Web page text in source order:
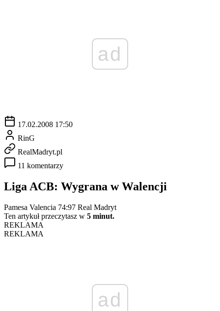
ad
17.02.2008 17:50
RinG
RealMadryt.pl
11 komentarzy
Liga ACB: Wygrana w Walencji
Pamesa Valencia 74:97 Real Madryt
Ten artykuł przeczytasz w 5 minut.
REKLAMA
REKLAMA
ad